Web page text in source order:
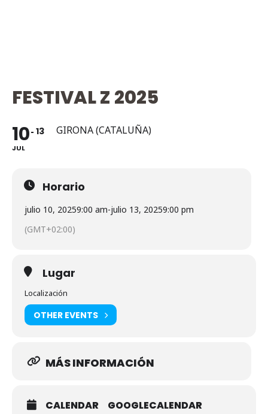
FESTIVAL Z 2025
10
JUL
13 GIRONA (CATALUÑA)
Horario
julio 10, 20259:00 am-julio 13, 20259:00 pm
(GMT+02:00)
Lugar
Localización
OTHER EVENTS
MÁS INFORMACIÓN
CALENDAR GOOGLECALENDAR